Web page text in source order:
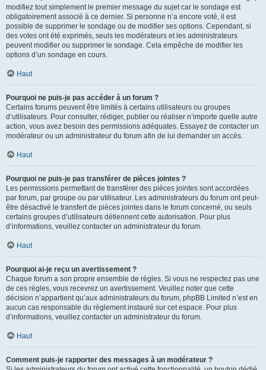
modifiez tout simplement le premier message du sujet car le sondage est
obligatoirement associé à ce dernier. Si personne n’a encore voté, il est
possible de supprimer le sondage ou de modifier ses options. Cependant, si
des votes ont été exprimés, seuls les modérateurs et les administrateurs
peuvent modifier ou supprimer le sondage. Cela empêche de modifier les
options d’un sondage en cours.
Haut
Pourquoi ne puis-je pas accéder à un forum ?
Certains forums peuvent être limités à certains utilisateurs ou groupes
d’utilisateurs. Pour consulter, rédiger, publier ou réaliser n’importe quelle autre
action, vous avez besoin des permissions adéquates. Essayez de contacter un
modérateur ou un administrateur du forum afin de lui demander un accès.
Haut
Pourquoi ne puis-je pas transférer de pièces jointes ?
Les permissions permettant de transférer des pièces jointes sont accordées
par forum, par groupe ou par utilisateur. Les administrateurs du forum ont peut-
être désactivé le transfert de pièces jointes dans le forum concerné, ou seuls
certains groupes d’utilisateurs détiennent cette autorisation. Pour plus
d’informations, veuillez contacter un administrateur du forum.
Haut
Pourquoi ai-je reçu un avertissement ?
Chaque forum a son propre ensemble de règles. Si vous ne respectez pas une
de ces règles, vous recevrez un avertissement. Veuillez noter que cette
décision n’appartient qu’aux administrateurs du forum, phpBB Limited n’est en
aucun cas responsable du règlement instauré sur cet espace. Pour plus
d’informations, veuillez contacter un administrateur du forum.
Haut
Comment puis-je rapporter des messages à un modérateur ?